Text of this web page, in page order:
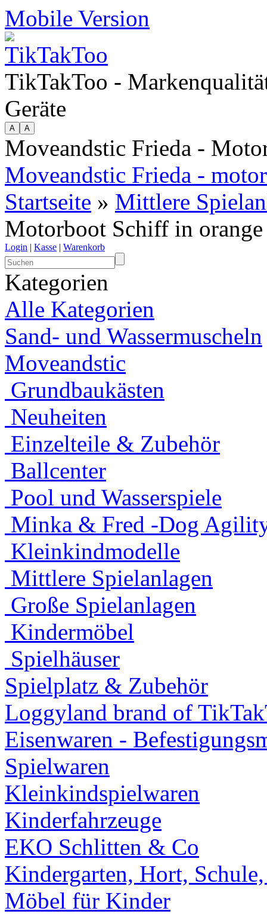
Mobile Version
TikTakToo -
Geräte
Moveandstic Frieda -
Moveandstic Frieda -
Startseite » Mittlere
Motorboot Schiff in
Login | Kasse | Warenkorb
Kategorien
Alle Kategorien
Sand- und Wassermuscheln
Moveandstic
Grundbaukästen
Neuheiten
Einzelteile & Zubehör
Ballcenter
Pool und Wasserspiele
Minka & Fred -Dog
Kleinkindmodelle
Mittlere Spielanlagen
Große Spielanlagen
Kindermöbel
Spielhäuser
Spielplatz & Zubehör
Loggyland brand of
Eisenwaren -
Spielwaren
Kleinkindspielwaren
Kinderfahrzeuge
EKO Schlitten & Co
Kindergarten, Hort,
Möbel für Kinder